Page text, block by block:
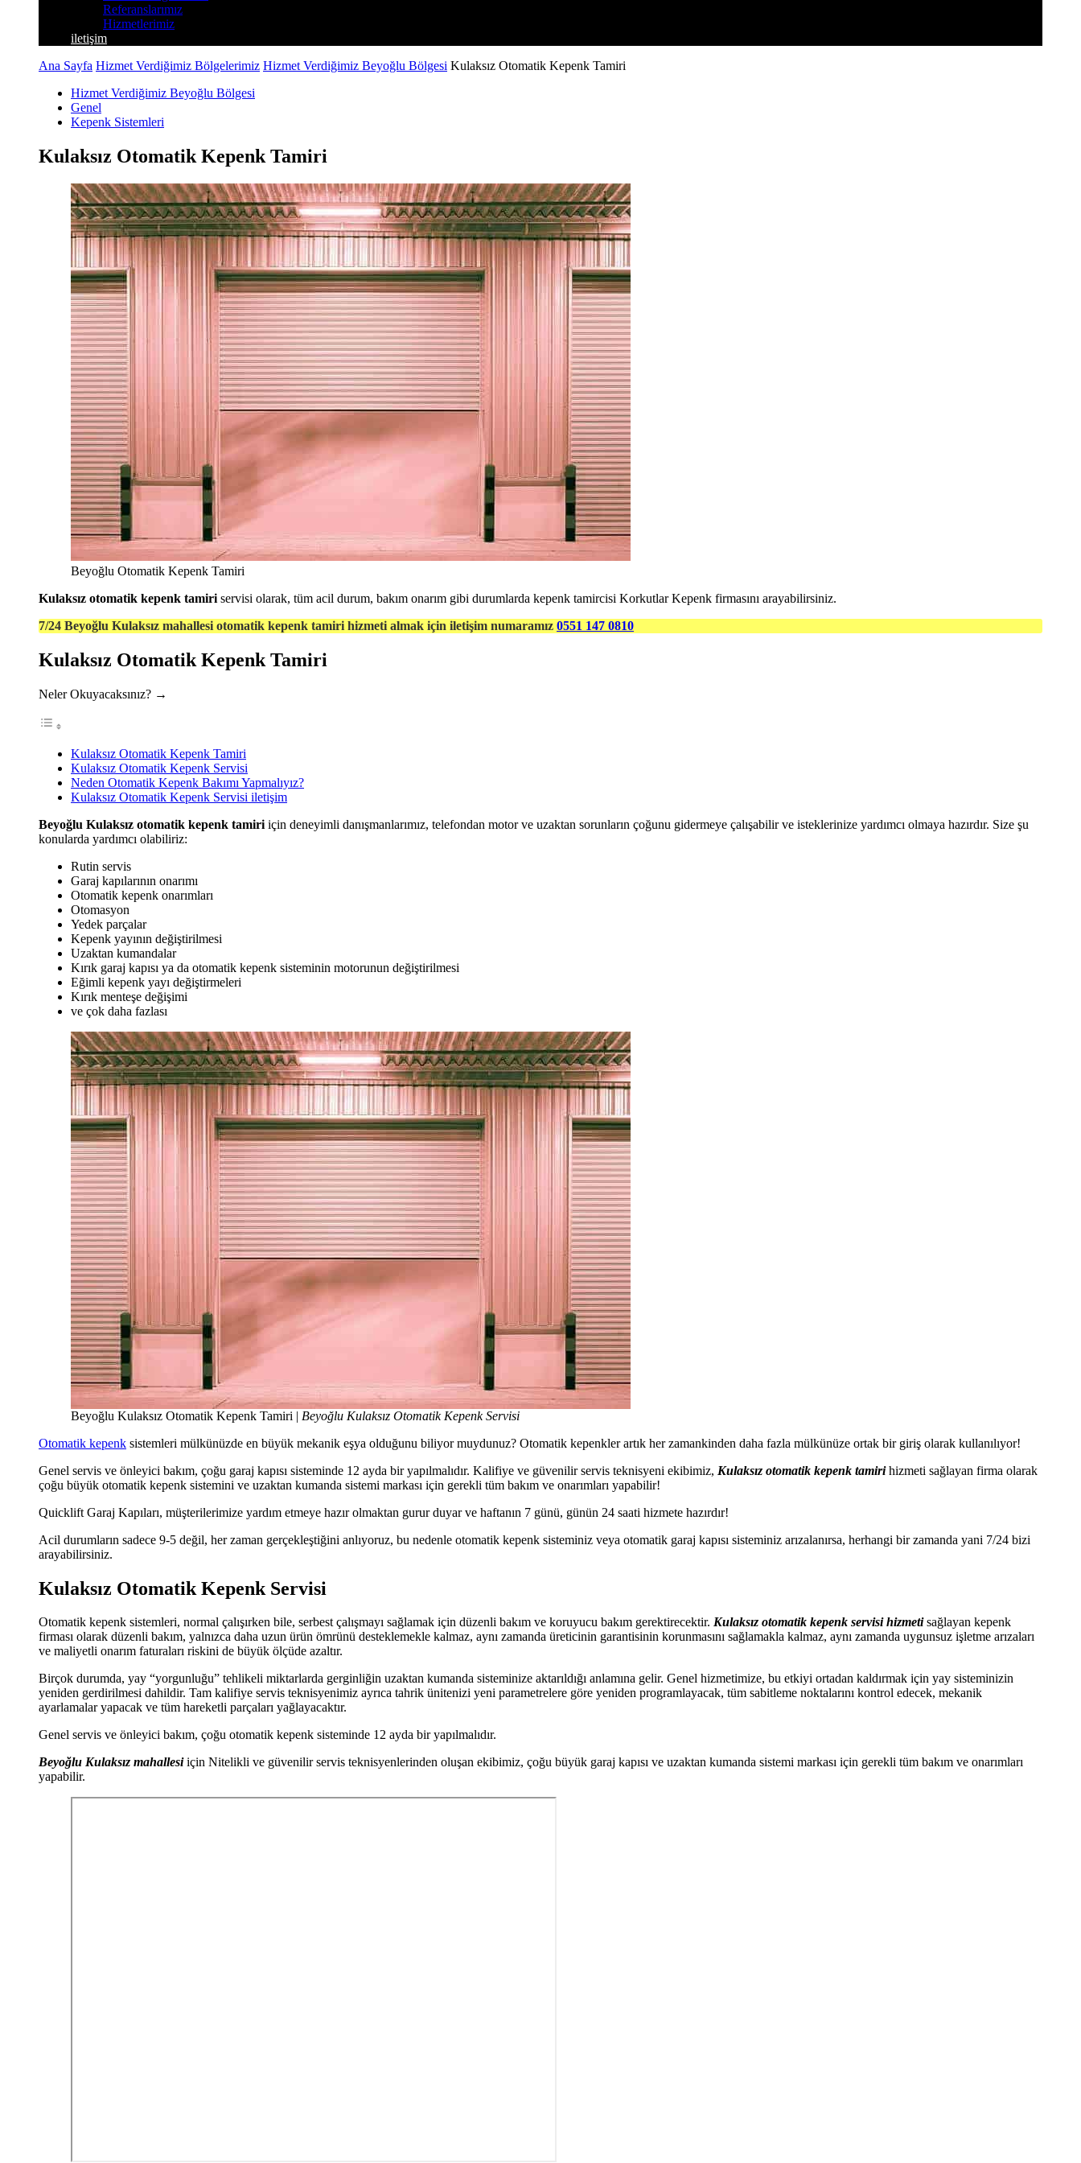
Referanslarımız
Hizmetlerimiz
iletişim
Ana Sayfa Hizmet Verdiğimiz Bölgelerimiz Hizmet Verdiğimiz Beyoğlu Bölgesi Kulaksız Otomatik Kepenk Tamiri
Hizmet Verdiğimiz Beyoğlu Bölgesi
Genel
Kepenk Sistemleri
Kulaksız Otomatik Kepenk Tamiri
Beyoğlu Otomatik Kepenk Tamiri
Kulaksız otomatik kepenk tamiri servisi olarak, tüm acil durum, bakım onarım gibi durumlarda kepenk tamircisi Korkutlar Kepenk firmasını arayabilirsiniz.
7/24 Beyoğlu Kulaksız mahallesi otomatik kepenk tamiri hizmeti almak için iletişim numaramız 0551 147 0810
Kulaksız Otomatik Kepenk Tamiri
Neler Okuyacaksınız? →
Kulaksız Otomatik Kepenk Tamiri
Kulaksız Otomatik Kepenk Servisi
Neden Otomatik Kepenk Bakımı Yapmalıyız?
Kulaksız Otomatik Kepenk Servisi iletişim
Beyoğlu Kulaksız otomatik kepenk tamiri için deneyimli danışmanlarımız, telefondan motor ve uzaktan sorunların çoğunu gidermeye çalışabilir ve isteklerinize yardımcı olmaya hazırdır. Size şu
konularda yardımcı olabiliriz:
Rutin servis
Garaj kapılarının onarımı
Otomatik kepenk onarımları
Otomasyon
Yedek parçalar
Kepenk yayının değiştirilmesi
Uzaktan kumandalar
Kırık garaj kapısı ya da otomatik kepenk sisteminin motorunun değiştirilmesi
Eğimli kepenk yayı değiştirmeleri
Kırık menteşe değişimi
ve çok daha fazlası
Beyoğlu Kulaksız Otomatik Kepenk Tamiri | Beyoğlu Kulaksız Otomatik Kepenk Servisi
Otomatik kepenk sistemleri mülkünüzde en büyük mekanik eşya olduğunu biliyor muydunuz? Otomatik kepenkler artık her zamankinden daha fazla mülkünüze ortak bir giriş olarak kullanılıyor!
Genel servis ve önleyici bakım, çoğu garaj kapısı sisteminde 12 ayda bir yapılmalıdır. Kalifiye ve güvenilir servis teknisyeni ekibimiz, Kulaksız otomatik kepenk tamirihizmeti sağlayan firma olarak
çoğu büyük otomatik kepenk sistemini ve uzaktan kumanda sistemi markası için gerekli tüm bakım ve onarımları yapabilir!
Quicklift Garaj Kapıları, müşterilerimize yardım etmeye hazır olmaktan gurur duyar ve haftanın 7 günü, günün 24 saati hizmete hazırdır!
Acil durumların sadece 9-5 değil, her zaman gerçekleştiğini anlıyoruz, bu nedenle otomatik kepenk sisteminiz veya otomatik garaj kapısı sisteminiz arızalanırsa, herhangi bir zamanda yani 7/24 bizi
arayabilirsiniz.
Kulaksız Otomatik Kepenk Servisi
Otomatik kepenk sistemleri, normal çalışırken bile, serbest çalışmayı sağlamak için düzenli bakım ve koruyucu bakım gerektirecektir. Kulaksız otomatik kepenk servisi hizmetisağlayan kepenk
firması olarak düzenli bakım, yalnızca daha uzun ürün ömrünü desteklemekle kalmaz, aynı zamanda üreticinin garantisinin korunmasını sağlamakla kalmaz, aynı zamanda uygunsuz işletme arızaları
ve maliyetli onarım faturaları riskini de büyük ölçüde azaltır.
Birçok durumda, yay “yorgunluğu” tehlikeli miktarlarda gerginliğin uzaktan kumanda sisteminize aktarıldığı anlamına gelir. Genel hizmetimize, bu etkiyi ortadan kaldırmak için yay sisteminizin
yeniden gerdirilmesi dahildir. Tam kalifiye servis teknisyenimiz ayrıca tahrik ünitenizi yeni parametrelere göre yeniden programlayacak, tüm sabitleme noktalarını kontrol edecek, mekanik
ayarlamalar yapacak ve tüm hareketli parçaları yağlayacaktır.
Genel servis ve önleyici bakım, çoğu otomatik kepenk sisteminde 12 ayda bir yapılmalıdır.
Beyoğlu Kulaksız mahallesiiçin Nitelikli ve güvenilir servis teknisyenlerinden oluşan ekibimiz, çoğu büyük garaj kapısı ve uzaktan kumanda sistemi markası için gerekli tüm bakım ve onarımları
yapabilir.